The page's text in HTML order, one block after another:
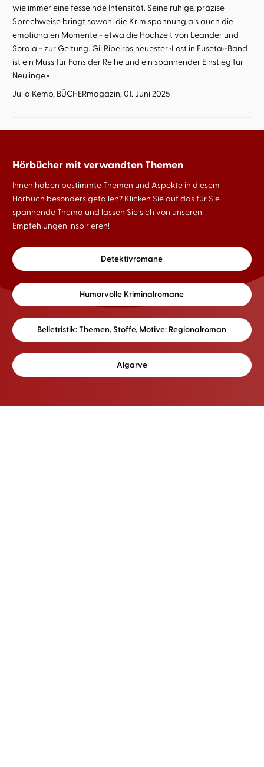
wie immer eine fesselnde Intensität. Seine ruhige, präzise
Sprechweise bringt sowohl die Krimispannung als auch die
emotionalen Momente - etwa die Hochzeit von Leander und
Soraia - zur Geltung. Gil Ribeiros neuester ›Lost in Fuseta‹-Band
ist ein Muss für Fans der Reihe und ein spannender Einstieg für
Neulinge.«
Julia Kemp, BÜCHERmagazin, 01. Juni 2025
Hörbücher mit verwandten Themen
Ihnen haben bestimmte Themen und Aspekte in diesem
Hörbuch besonders gefallen? Klicken Sie auf das für Sie
spannende Thema und lassen Sie sich von unseren
Empfehlungen inspirieren!
Detektivromane
Humorvolle Kriminalromane
Belletristik: Themen, Stoffe, Motive: Regionalroman
Algarve